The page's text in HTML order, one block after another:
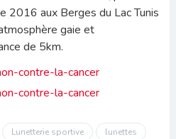
2016 aux Berges du Lac Tunis
gaie et
de 5km.
Lunetterie sportive
lunettes